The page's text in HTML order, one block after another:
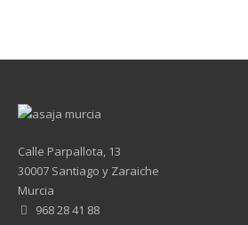
Calle Parpallota, 13
30007 Santiago y Zaraiche
Murcia
968 28 41 88